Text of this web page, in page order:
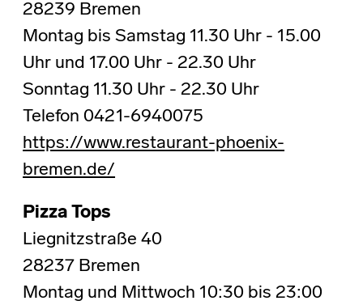
28239 Bremen
Montag bis Samstag 11.30 Uhr - 15.00
Uhr und 17.00 Uhr - 22.30 Uhr
Sonntag 11.30 Uhr - 22.30 Uhr
Telefon 0421-6940075
https://www.restaurant-phoenix-
bremen.de/
Pizza Tops
Liegnitzstraße 40
28237 Bremen
Montag und Mittwoch 10:30 bis 23:00